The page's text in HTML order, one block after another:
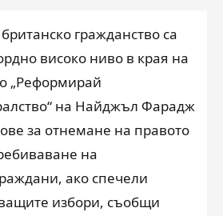
гражданство са
високо ниво в края на
„Реформирай
на Найджъл Фарадж
за отнемане на правото
на
ако спечели
избори, съобщи